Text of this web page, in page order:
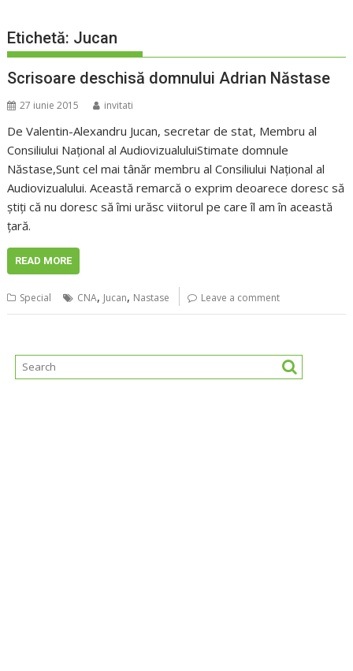
Etichetă: Jucan
Scrisoare deschisă domnului Adrian Năstase
27 iunie 2015 invitati
De Valentin-Alexandru Jucan, secretar de stat, Membru al
Consiliului Național al AudiovizualuluiStimate domnule
Năstase,Sunt cel mai tânăr membru al Consiliului Național al
Audiovizualului. Această remarcă o exprim deoarece doresc să
știți că nu doresc să îmi urăsc viitorul pe care îl am în această
țară.
READ MORE
Special CNA, Jucan, Nastase Leave a comment